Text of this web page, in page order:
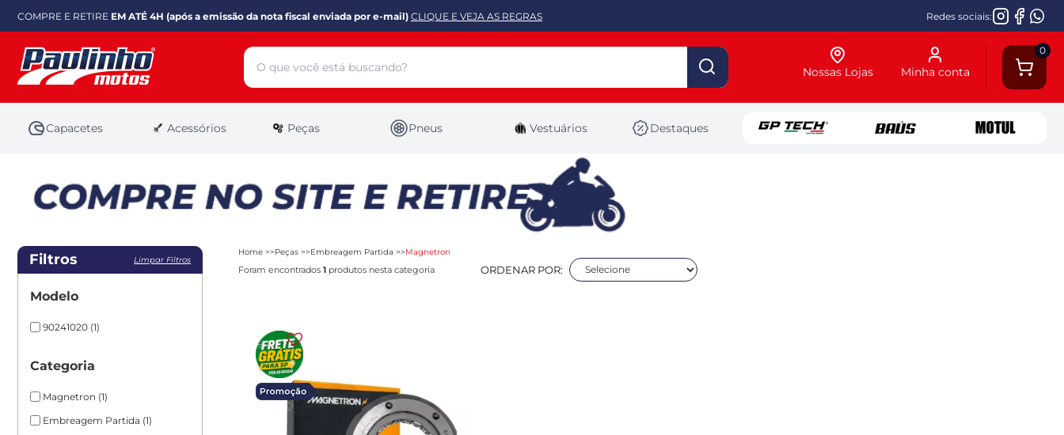
COMPRE E RETIRE EM ATÉ 4H (após a emissão da nota fiscal enviada por e-mail) CLIQUE E VEJA AS REGRAS Redes sociais:
0
Minha conta
Nossas Lojas
Capacetes Acessórios Peças Pneus Vestuários Destaques
Filtros Limpar Filtros
Modelo
90241020 (1)
Categoria
Magnetron (1)
Embreagem Partida (1)
Home Peças Embreagem Partida Magnetron
Foram encontrados 1 produtos nesta categoria ORDENAR POR: